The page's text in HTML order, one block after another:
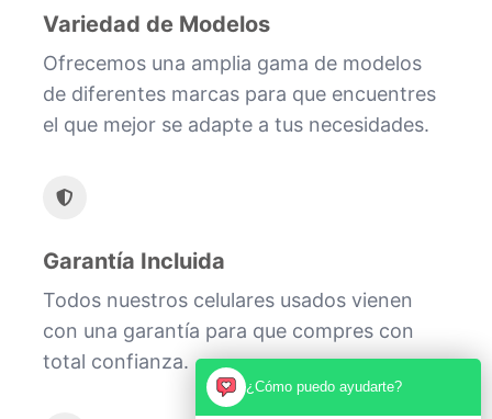
Variedad de Modelos
Ofrecemos una amplia gama de modelos
de diferentes marcas para que encuentres
el que mejor se adapte a tus necesidades.
Garantía Incluida
Todos nuestros celulares usados vienen
con una garantía para que compres con
total confianza.
¿Cómo puedo ayudarte?